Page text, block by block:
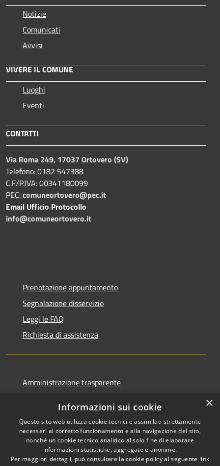
Notizie
Comunicati
Avvisi
VIVERE IL COMUNE
Luoghi
Eventi
CONTATTI
Via Roma 249, 17037 Ortovero (SV)
Telefono: 0182 547388
C.F/P.IVA: 00341180099
PEC:comuneortovero@pec.it
Email Ufficio Protocollo
info@comuneortovero.it
Prenotazione appuntamento
Segnalazione disservizio
Leggi le FAQ
Richiesta di assistenza
Amministrazione trasparente
Dichiarazione di accessibilità
×
Informazioni sui cookie
Questo sito web utilizza cookie tecnici e assimilati strettamente
necessari al corretto funzionamento e alla navigazione del sito,
nonché un cookie tecnico analitico al solo fine di elaborare
informazioni statistiche, aggregate e anonime.
Per maggiori dettagli, può consultare la cookie policy al seguente link